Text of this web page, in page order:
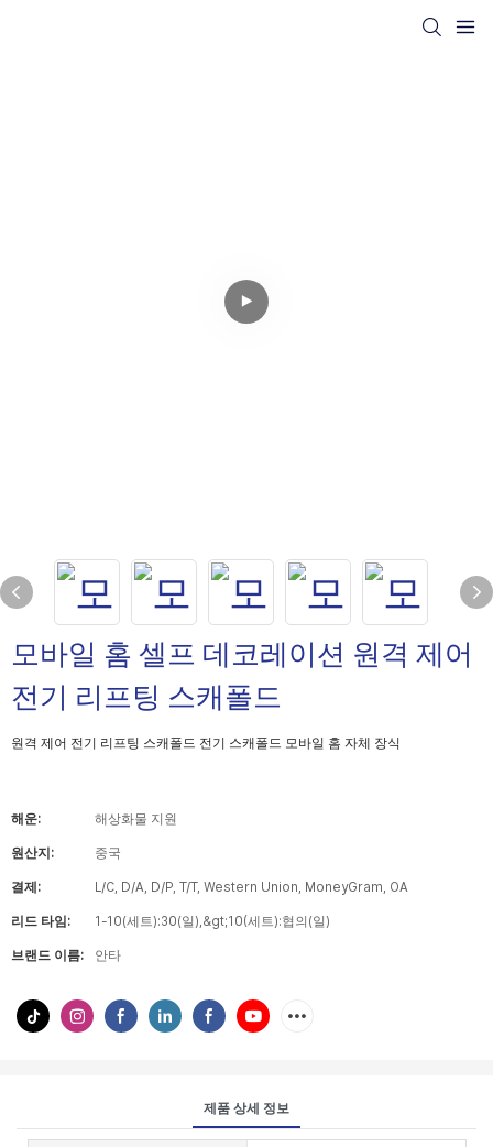
모바일 홈 셀프 데코레이션 원격 제어
전기 리프팅 스캐폴드
원격 제어 전기 리프팅 스캐폴드 전기 스캐폴드 모바일 홈 자체 장식
해운: 해상화물 지원
원산지: 중국
결제: L/C, D/A, D/P, T/T, Western Union, MoneyGram, OA
리드 타임: 1-10(세트):30(일),&gt;10(세트):협의(일)
브랜드 이름: 안타
제품 상세 정보